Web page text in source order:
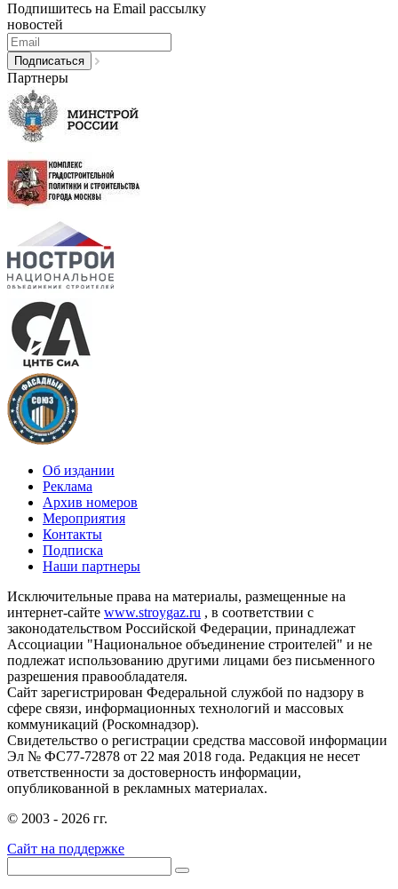
Подпишитесь на Email рассылку
новостей
Партнеры
Об издании
Реклама
Архив номеров
Мероприятия
Контакты
Подписка
Наши партнеры
Исключительные права на материалы, размещенные на
интернет-сайте www.stroygaz.ru , в соответствии с
законодательством Российской Федерации, принадлежат
Ассоциации "Национальное объединение строителей" и не
подлежат использованию другими лицами без письменного
разрешения правообладателя.
Сайт зарегистрирован Федеральной службой по надзору в
сфере связи, информационных технологий и массовых
коммуникаций (Роскомнадзор).
Свидетельство о регистрации средства массовой информации
Эл № ФС77-72878 от 22 мая 2018 года. Редакция не несет
ответственности за достоверность информации,
опубликованной в рекламных материалах.
© 2003 - 2026 гг.
Сайт на поддержке